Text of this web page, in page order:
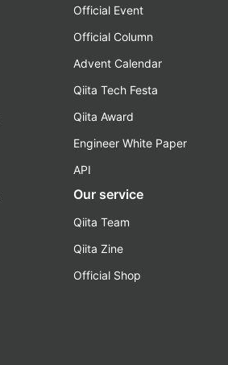
Official Event
Official Column
Advent Calendar
Qiita Tech Festa
Qiita Award
Engineer White Paper
API
Our service
Qiita Team
Qiita Zine
Official Shop